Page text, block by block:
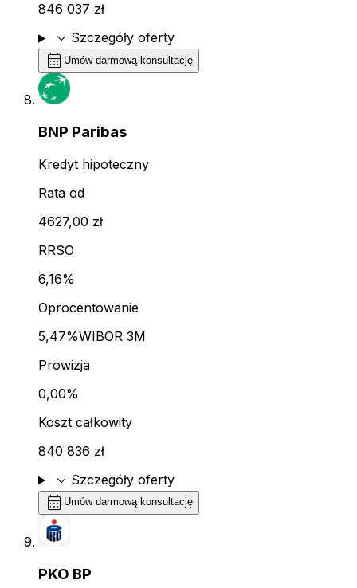
846 037 zł
expand_more Szczegóły oferty
calendar_month Umów darmową konsultację
BNP Paribas
Kredyt hipoteczny
Rata od
4627,00 zł
RRSO
6,16%
Oprocentowanie
5,47%WIBOR 3M
Prowizja
0,00%
Koszt całkowity
840 836 zł
expand_more Szczegóły oferty
calendar_month Umów darmową konsultację
PKO BP